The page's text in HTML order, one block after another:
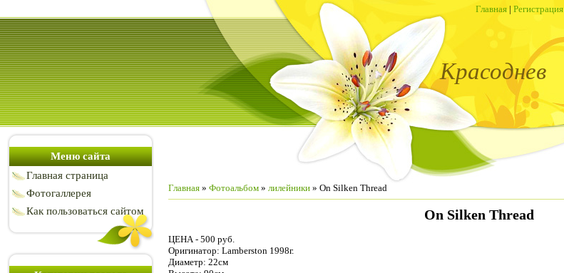
Главная | Регистрация
Красоднев
Меню сайта
Главная страница
Фотогаллерея
Как пользоваться сайтом
Главная » Фотоальбом » лилейники » On Silken Thread
On Silken Thread
ЦЕНА - 500 руб.
Оригинатор: Lamberston 1998г.
Диаметр: 22см